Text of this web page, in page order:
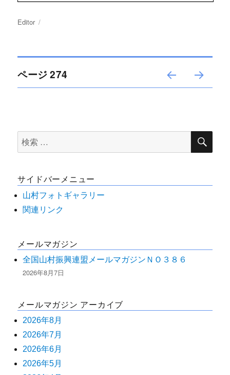
投
Editor
投
ビ
ゲ
ー
ョ
ン
ページ274
検
索
象:
検
サイドバーメニュー
山村フォトギャラリー
関連リンク
メールマガジン
全国山村振興連盟メールマガジンＮＯ３８６
2026年8月7日
メールマガジン アーカイブ
2026年8月
2026年7月
2026年6月
2026年5月